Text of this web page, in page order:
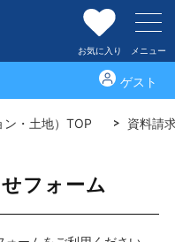
お気に入り メニュー
ゲスト
・土地）TOP 資料請
フォーム